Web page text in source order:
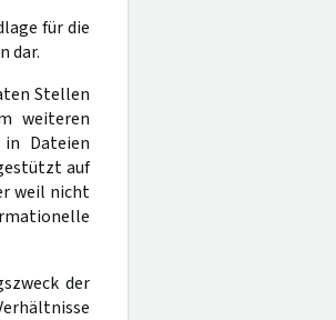
für die
dar.
Stellen
weiteren
Dateien
auf
weil nicht
der